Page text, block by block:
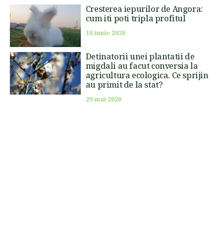
Cresterea iepurilor de Angora:
cum iti poti tripla profitul
16 iunie 2020
Detinatorii unei plantatii de
migdali au facut conversia la
agricultura ecologica. Ce sprijin
au primit de la stat?
29 mai 2020